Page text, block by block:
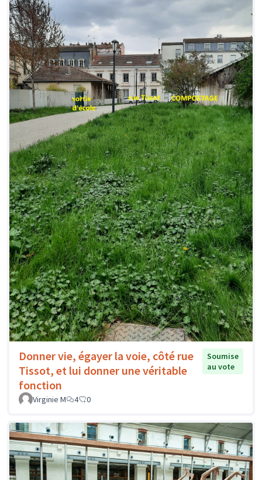
Donner vie, égayer la voie, côté rue
Tissot, et lui donner une véritable
fonction
Soumise
au vote
Virginie M 4 0